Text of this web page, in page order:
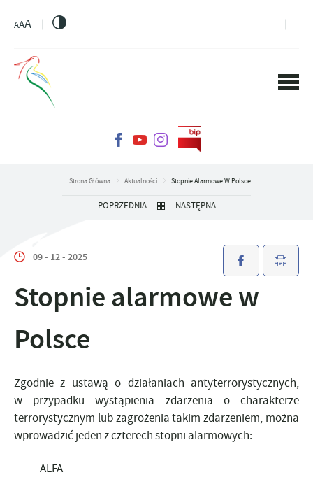
AAA
Strona Główna Aktualności Stopnie Alarmowe W Polsce
POPRZEDNIA NASTĘPNA
09 - 12 - 2025
Stopnie alarmowe w
Polsce
Zgodnie z ustawą o działaniach antyterrorystycznych,
w przypadku wystąpienia zdarzenia o charakterze
terrorystycznym lub zagrożenia takim zdarzeniem, można
wprowadzić jeden z czterech stopni alarmowych:
ALFA